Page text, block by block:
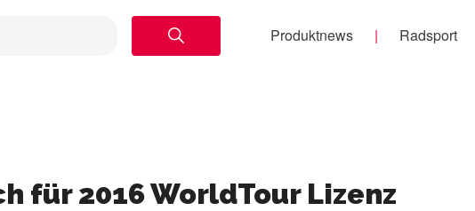
Produktnews Radsport
für 2016 WorldTour Lizenz